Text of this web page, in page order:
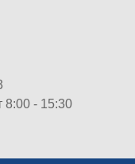
8:00 - 15:30